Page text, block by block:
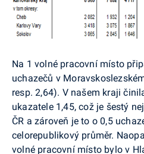
Na 1 volné pracovní místo
uchazečů v
resp. 2,64). V našem kraji
ukazatele 1,45, což je šestý
ČR a zároveň je to o 0,5
celorepublikový průměr.
volné pracovní místo bylo v